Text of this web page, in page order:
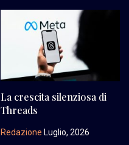
La crescita silenziosa di
Threads
Redazione Luglio, 2026